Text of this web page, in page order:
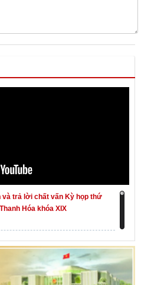
và trả lời chất vấn Kỳ họp thứ
Hóa khóa XIX
thứ Nhất, Quốc hội khóa XVI